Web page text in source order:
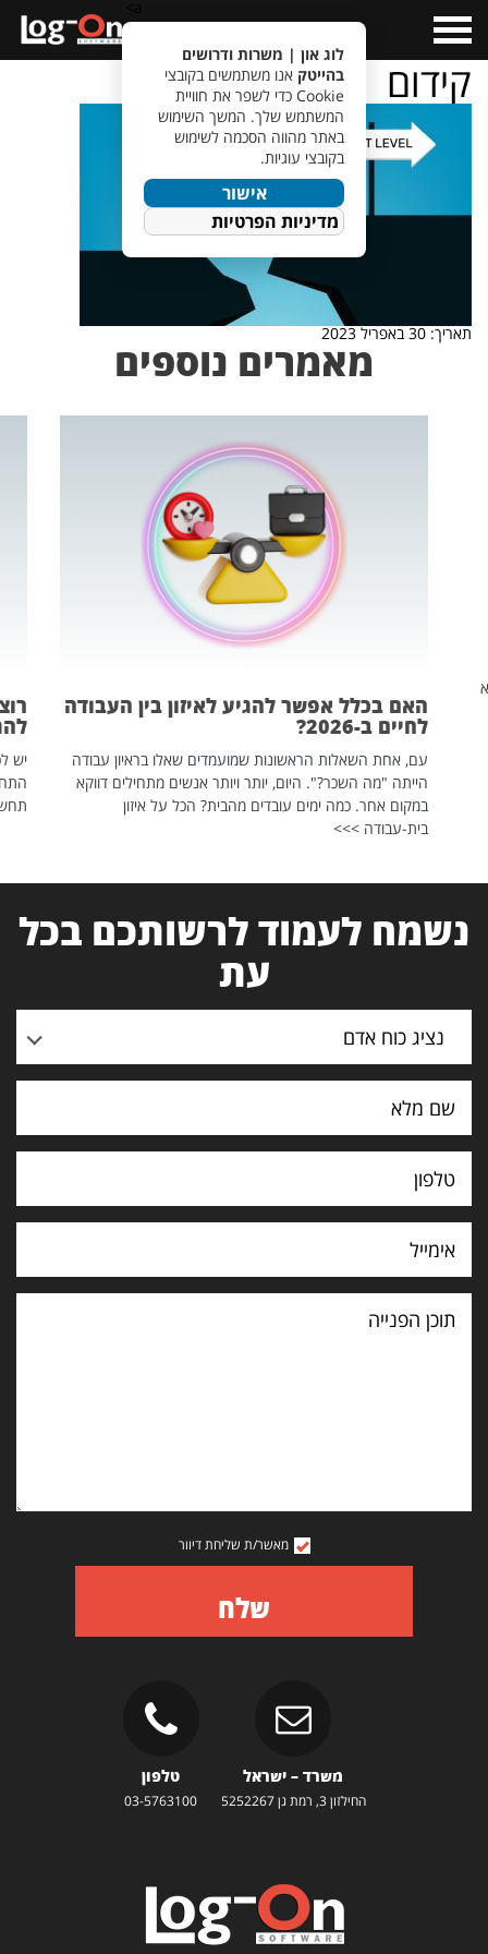
Menu
קידום
תאריך: 30 באפריל 2023
מאמרים נוספים
האם בכלל אפשר להגיע לאיזון בין העבודה
לחיים ב-2026?
עם, אחת השאלות הראשונות שמועמדים שאלו בראיון עבודה
הייתה "מה השכר?". היום, יותר ויותר אנשים מתחילים דווקא
במקום אחר. כמה ימים עובדים מהבית? הכל על איזון
בית-עבודה >>>
יש
נשמח לעמוד לרשותכם בכל
עת
נציג כוח אדם
תוכן
הפנייה
מאשר/ת שליחת דיוור
שלח
משרד – ישראל
החילזון 3, רמת גן 5252267
טלפון
03-5763100
לוג און | משרות ודרושים
בהייטק אנו משתמשים בקובצי
Cookie כדי לשפר את חוויית
המשתמש שלך. המשך השימוש
באתר מהווה הסכמה לשימוש
בקובצי עוגיות.
אישור
מדיניות הפרטיות